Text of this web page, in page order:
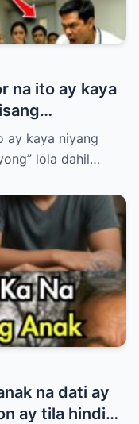
na ito ay kaya
sa luma nitong
ay kaya niyang
lola dahil…
na dati ay
ay tila hindi